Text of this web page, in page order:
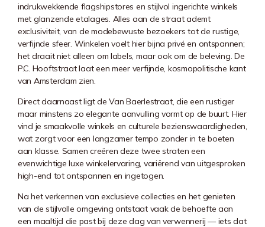
indrukwekkende flagshipstores en stijlvol ingerichte winkels
met glanzende etalages. Alles aan de straat ademt
exclusiviteit, van de modebewuste bezoekers tot de rustige,
verfijnde sfeer. Winkelen voelt hier bijna privé en ontspannen;
het draait niet alleen om labels, maar ook om de beleving. De
P.C. Hooftstraat laat een meer verfijnde, kosmopolitische kant
van Amsterdam zien.
Direct daarnaast ligt de Van Baerlestraat, die een rustiger
maar minstens zo elegante aanvulling vormt op de buurt. Hier
vind je smaakvolle winkels en culturele bezienswaardigheden,
wat zorgt voor een langzamer tempo zonder in te boeten
aan klasse. Samen creëren deze twee straten een
evenwichtige luxe winkelervaring, variërend van uitgesproken
high-end tot ontspannen en ingetogen.
Na het verkennen van exclusieve collecties en het genieten
van de stijlvolle omgeving ontstaat vaak de behoefte aan
een maaltijd die past bij deze dag van verwennerij — iets dat